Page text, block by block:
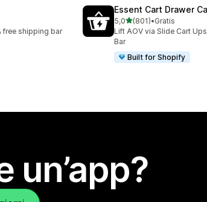
free shipping bar
Essent Cart Drawer
5,0stelle su 5
(801)
801 recensioni totali
•Gratis
Lift AOV via Slide Cart
Bar
Built for Shopify
un’app?